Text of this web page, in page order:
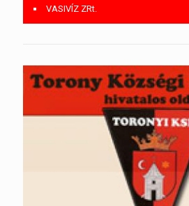
VASIVÍZ ZRt.